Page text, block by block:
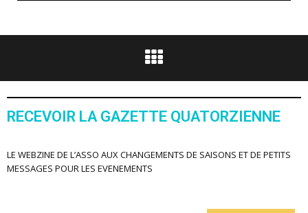
RECEVOIR LA GAZETTE QUATORZIENNE
LE WEBZINE DE L’ASSO AUX CHANGEMENTS DE SAISONS ET DE PETITS
MESSAGES POUR LES EVENEMENTS